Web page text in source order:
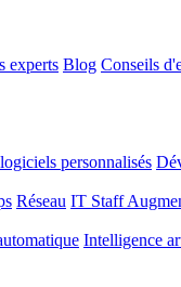
experts Blog Conseils
personnalisés
Réseau IT Staff
Intelligence